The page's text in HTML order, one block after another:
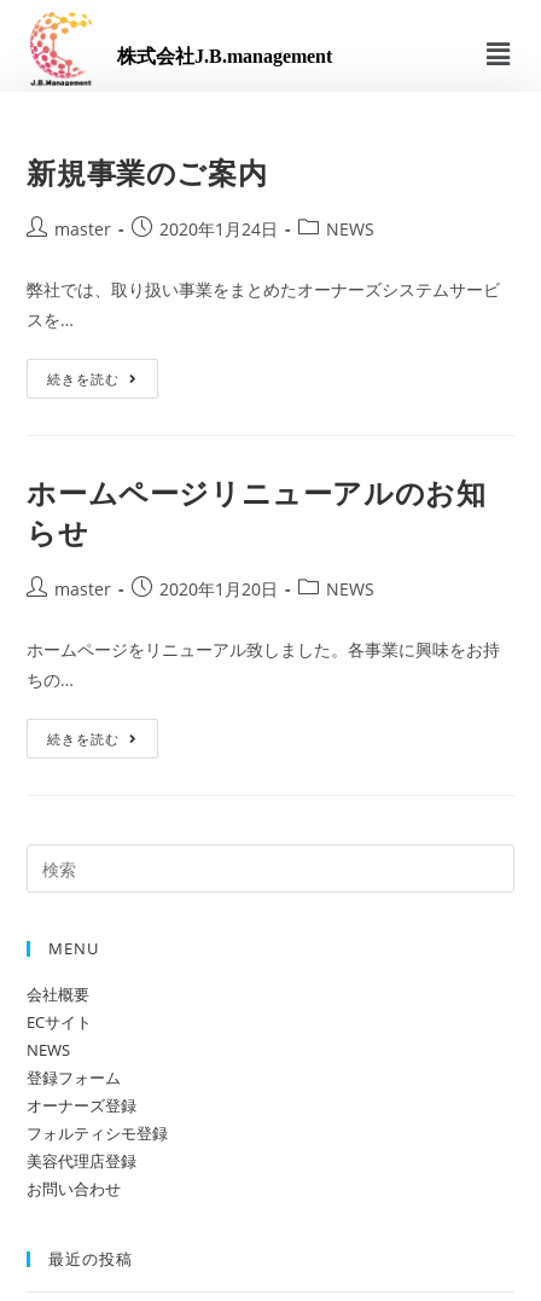
株式会社J.B.management
新規事業のご案内
master 2020年1月24日 NEWS
弊社では、取り扱い事業をまとめたオーナーズシステムサービ
スを…
続きを読む
ホームページリニューアルのお知
らせ
master 2020年1月20日 NEWS
ホームページをリニューアル致しました。各事業に興味をお持
ちの…
続きを読む
MENU
会社概要
ECサイト
NEWS
登録フォーム
オーナーズ登録
フォルティシモ登録
美容代理店登録
お問い合わせ
最近の投稿